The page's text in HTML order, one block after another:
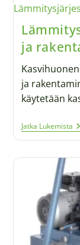
ja
ja
käytetään
Jatka Lukemista